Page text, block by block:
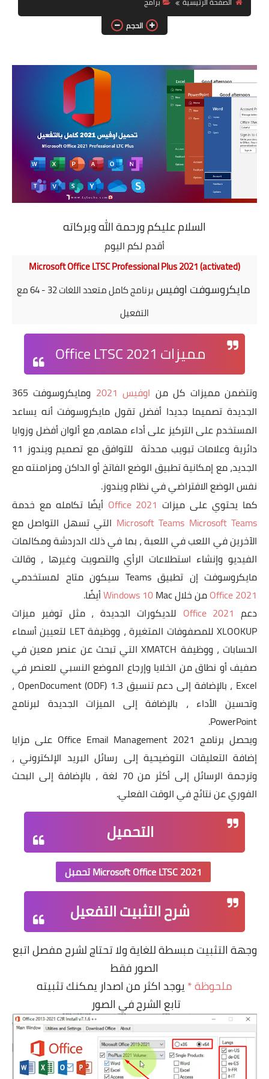
كورسات
هواتف
العاب
اخبار
الحجم
السلام عليكم ورحمة الله وبركاته
أقدم لكم اليوم
Microsoft Office LTSC Professional Plus 2021 (activated)
مايكروسوفت اوفيس
برنامج كامل متعدد اللغات 32 - 64 مع
التفعيل
مميزات Office LTSC 2021
وتتضمن مميزات كل من اوفيس 2021
ومايكروسوفت 365
الجديدة تصميما جديدا أفضل تقول مايكروسوفت أنه يساعد
المستخدم على التركيز على أداء مهامه، مع ألوان أفضل وزوايا
دائرية وعلامات تبويب محدثة للتوافق مع تصميم ويندوز 11
الجديد، مع إمكانية تطبيق الوضع الفاتخ أو الداكن ومزامنته مع
نفس الوضع الافتراضي في نظام ويندوز.
كما يحتوي على ميزات Office 2021 أيضًا تكامله مع خدمة
Microsoft Teams Microsoft Teams التي تسهل التواصل مع
الآخرين في اللعب في اللعبة ، بما في ذلك الدردشة ومكالمات
الفيديو وإنشاء استطلاعات الرأي والتصويت وغيرها ، وقالت
مايكروسوفت إن تطبيق Teams سيكون متاح لمستخدمي
Office 2021من خلال Windows 10Mac أيضًا.
دعم Office 2021 للديكورات الجديدة ، مثل توفير ميزات
XLOOKUP للمصفوفات المتغيرة ، ووظيفة LET لتعيين أسماء
الحسابات ، ووظيفة XMATCH التي تبحث عن عنصر معين في
صفيف أو نطاق من الخلايا وإرجاع الموضع النسبي للعنصر في
Excel ، بالإضافة إلى دعم تنسيق OpenDocument (ODF) 1.3 ،
وتحسين الأداء ، بالإضافة إلى الميزات الجديدة لبرنامج
PowerPoint.
ويحصل برنامج Office Email Management 2021 على مزايا
إضافة التعليقات التوضيحية إلى رسائل البريد الإلكتروني ،
وترجمة الرسائل إلى أكثر من 70 لغة ، بالإضافة إلى البحث
الفوري عن نتائج في الوقت الفعلي.
التحميل
Microsoft Office LTSC 2021 تحمبل
شرح التثبيت التفعيل
وجهة التثبيت مبسطة للغاية ولا تحتاج لشرح مفصل اتبع
الصور فقط
ملحوظة *يوجد اكثر من اصدار يمكنك تثبيته
تابع الشرح في الصور